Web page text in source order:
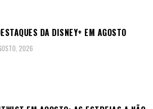
DA DISNEY+ EM AGOSTO
2026